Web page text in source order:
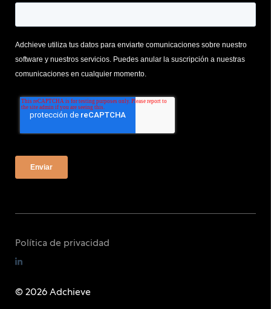
Adchieve utiliza tus datos para enviarte comunicaciones sobre nuestro
software y nuestros servicios. Puedes anular la suscripción a nuestras
comunicaciones en cualquier momento.
Política de privacidad
© 2026 Adchieve